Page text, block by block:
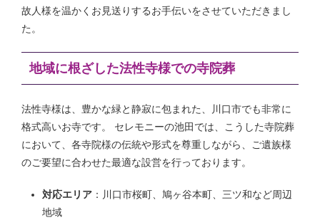
故人様を温かくお見送りするお手伝いをさせていただきまし
た。
地域に根ざした法性寺様での寺院葬
法性寺様は、豊かな緑と静寂に包まれた、川口市でも非常に
格式高いお寺です。 セレモニーの池田では、こうした寺院葬
において、各寺院様の伝統や形式を尊重しながら、ご遺族様
のご要望に合わせた最適な設営を行っております。
対応エリア：川口市桜町、鳩ヶ谷本町、三ツ和など周辺
地域